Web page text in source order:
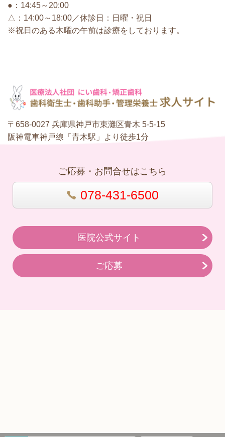
●：14:45～20:00
△：14:00～18:00／休診日：日曜・祝日
※祝日のある木曜の午前は診療をしております。
〒658-0027 兵庫県神戸市東灘区青木 5-5-15
阪神電車神戸線「青木駅」より徒歩1分
ご応募・お問合せはこちら
078-431-6500
医院公式サイト
ご応募